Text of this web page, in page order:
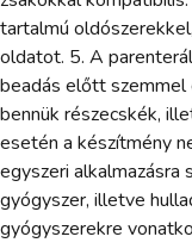
tartalmú
oldatot. 5. A
beadás előtt szemmel
bennük részecskék,
esetén a készítmény
egyszeri alkalmazásra
gyógyszer, illetve
gyógyszerekre